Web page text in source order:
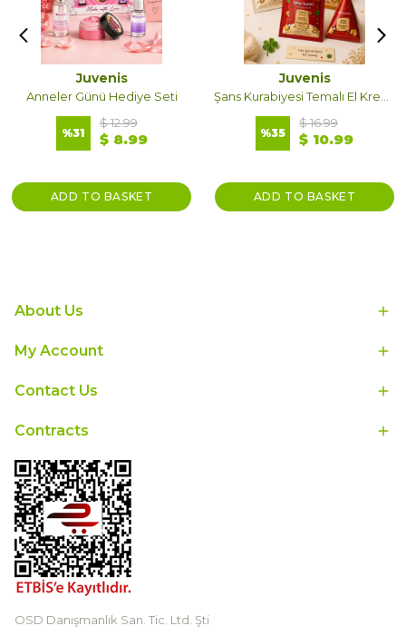
Juvenis
Anneler Günü Hediye Seti
%31
$ 12.99
$ 8.99
ADD TO BASKET
Juvenis
%35
$ 16.99
$ 10.99
ADD TO BASKET
About Us
My Account
Contact Us
Contracts
OSD Danışmanlık San. Tic. Ltd. Şti